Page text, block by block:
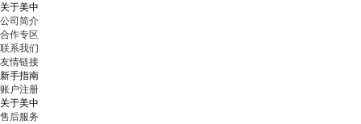
关于美中
公司简介
合作专区
联系我们
友情链接
新手指南
账户注册
关于美中
售后服务